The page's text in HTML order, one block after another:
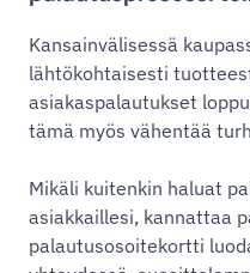
Kansainvälisessä
lähtökohtaisesti
asiakaspalautukset
tämä myös vähentää
Mikäli kuitenkin haluat
asiakkaillesi, kannattaa
palautusosoitekortti